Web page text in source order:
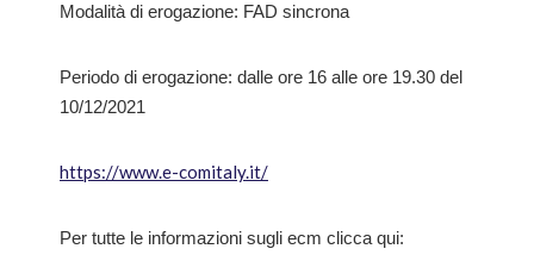
Modalità di erogazione: FAD sincrona
Periodo di erogazione: dalle ore 16 alle ore 19.30 del
10/12/2021
https://www.e-comitaly.it/
Per tutte le informazioni sugli ecm clicca qui: